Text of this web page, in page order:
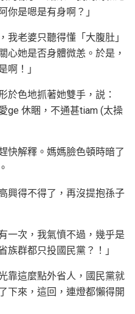
你是嗯是有身啊？」
我老婆只聽得懂「大腹肚」
心她是否身體微恙。於是，
啊！」
於色地抓著她雙手，説：
ge 休睏，不通甚tiam (太操
快解釋。媽媽臉色頓時暗了
興得不得了，再沒提抱孫子
一次，我氣憤不過，幾乎是
族群都只投國民黨？！」
靠這麼點外省人，國民黨就
下來，這回，連燈都懶得開